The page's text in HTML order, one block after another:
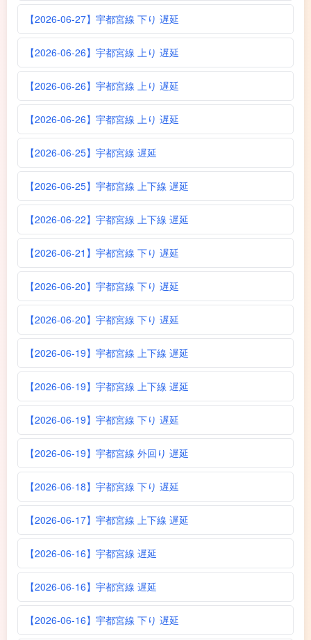
【2026-06-27】宇都宮線 下り 遅延
【2026-06-26】宇都宮線 上り 遅延
【2026-06-26】宇都宮線 上り 遅延
【2026-06-26】宇都宮線 上り 遅延
【2026-06-25】宇都宮線 遅延
【2026-06-25】宇都宮線 上下線 遅延
【2026-06-22】宇都宮線 上下線 遅延
【2026-06-21】宇都宮線 下り 遅延
【2026-06-20】宇都宮線 下り 遅延
【2026-06-20】宇都宮線 下り 遅延
【2026-06-19】宇都宮線 上下線 遅延
【2026-06-19】宇都宮線 上下線 遅延
【2026-06-19】宇都宮線 下り 遅延
【2026-06-19】宇都宮線 外回り 遅延
【2026-06-18】宇都宮線 下り 遅延
【2026-06-17】宇都宮線 上下線 遅延
【2026-06-16】宇都宮線 遅延
【2026-06-16】宇都宮線 遅延
【2026-06-16】宇都宮線 下り 遅延